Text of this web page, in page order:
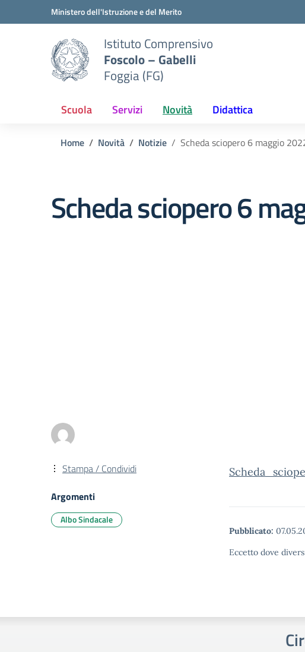
Vai ai contenuti
Vai al menu di navigazioneMinistero dell'Istruzione e del Merito
Istituto Comprensivo
Foscolo – Gabelli
Foggia (FG)
Scuola Servizi Novità Didattica
Home Novità Notizie Scheda sciopero 6 maggio
Scheda sciopero 6
Pubblicato:
Eccetto dove
Stampa / Condividi
Argomenti
Albo Sindacale